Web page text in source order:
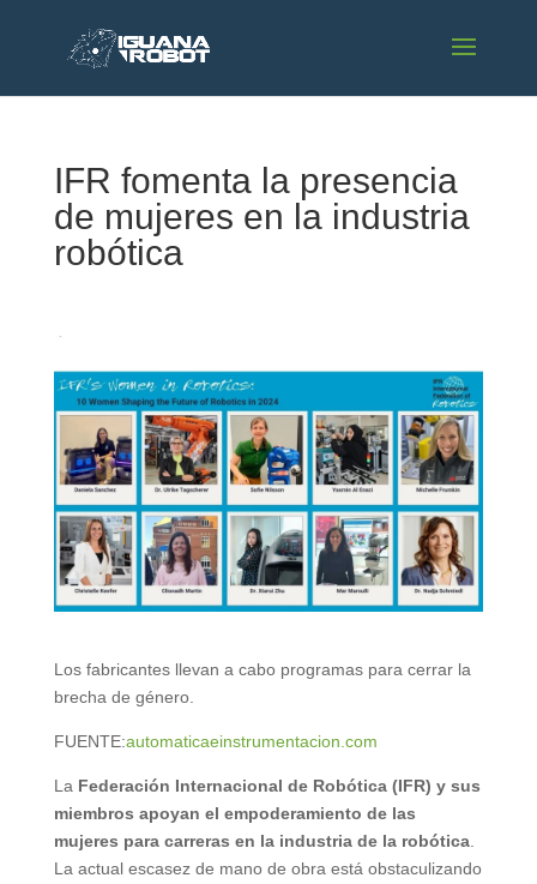
IFR fomenta la presencia
de mujeres en la industria
robótica
Los fabricantes llevan a cabo programas para cerrar la
brecha de género.
FUENTE:automaticaeinstrumentacion.com
La Federación Internacional de Robótica (IFR) y sus
miembros apoyan el empoderamiento de las
mujeres para carreras en la industria de la robótica.
La actual escasez de mano de obra está obstaculizando